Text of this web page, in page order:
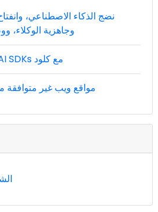
نضج الذكاء الاصطناعي،
وجاهزية الوكلاء،
BuiltWith LLMs و AI SDKs مع كلود
مواقع ويب غير متوافقة